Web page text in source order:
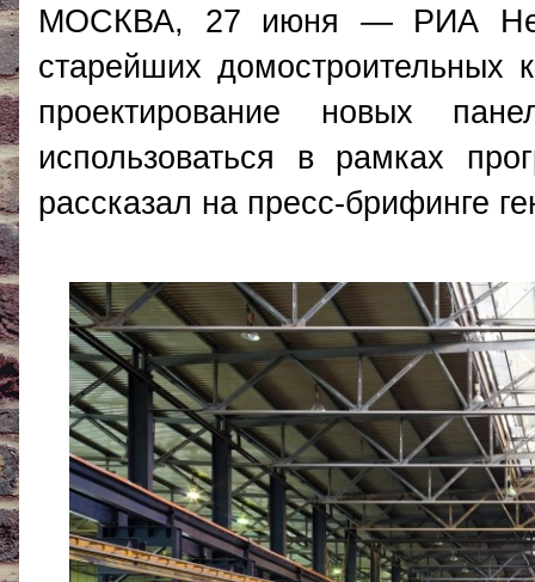
МОСКВА, 27 июня — РИА
старейших
проектирование новых
использоваться в рамках
рассказал на пресс-брифинге